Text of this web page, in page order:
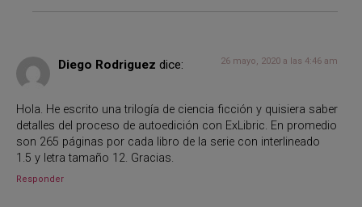
Diego Rodriguez dice: 26 mayo, 2020 a las 4:46 am
Hola. He escrito una trilogía de ciencia ficción y quisiera saber
detalles del proceso de autoedición con ExLibric. En promedio
son 265 páginas por cada libro de la serie con interlineado
1.5 y letra tamaño 12. Gracias.
Responder